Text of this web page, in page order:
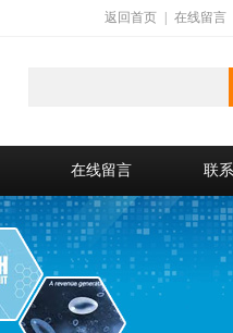
返回首页 在线留言
在线留言 联